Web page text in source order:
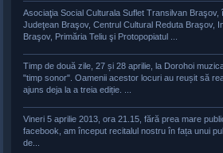
Asociaţia Social Culturala Suflet Transilvan
Judeţean Braşov, Centrul Cultural Reduta Braşov,
Braşov, Primăria Teliu şi Protopopiatul ...
Timp de două zile, 27 și 28 aprilie, la Dorohoi
"timp sonor". Oamenii acestor locuri au reușit să
ajuns deja la a treia ediție. ...
Vineri 5 aprilie 2013, ora 21.15, fără prea mare
facebook, am început recitalul nostru în fața unui
de...